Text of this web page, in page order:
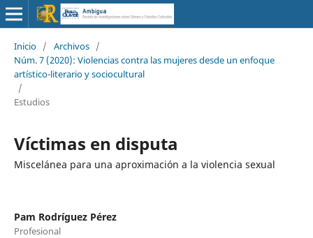
Inicio / Archivos /
Núm. 7 (2020): Violencias contra las mujeres desde un enfoque
artístico-literario y sociocultural
/
Estudios
Víctimas en disputa
Miscelánea para una aproximación a la violencia sexual
Pam Rodríguez Pérez
Profesional